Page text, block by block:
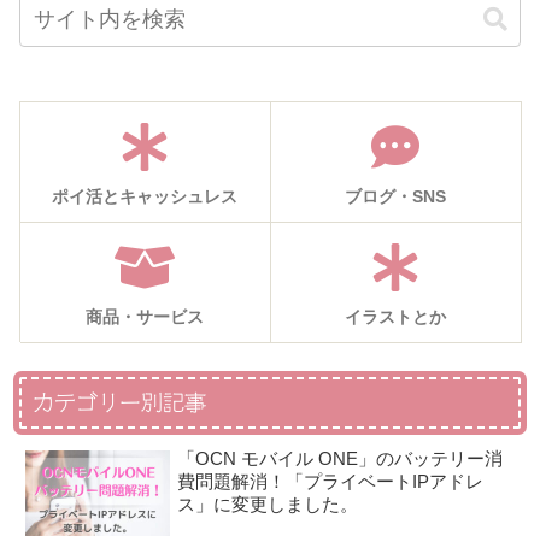
ポイ活とキャッシュレス ブログ・SNS
商品・サービス イラストとか
カテゴリー別記事
「OCN モバイル ONE」のバッテリー消
費問題解消！「プライベートIPアドレ
ス」に変更しました。